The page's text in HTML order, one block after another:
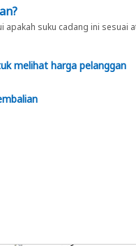
apakah suku cadang ini sesuai
melihat harga pelanggan